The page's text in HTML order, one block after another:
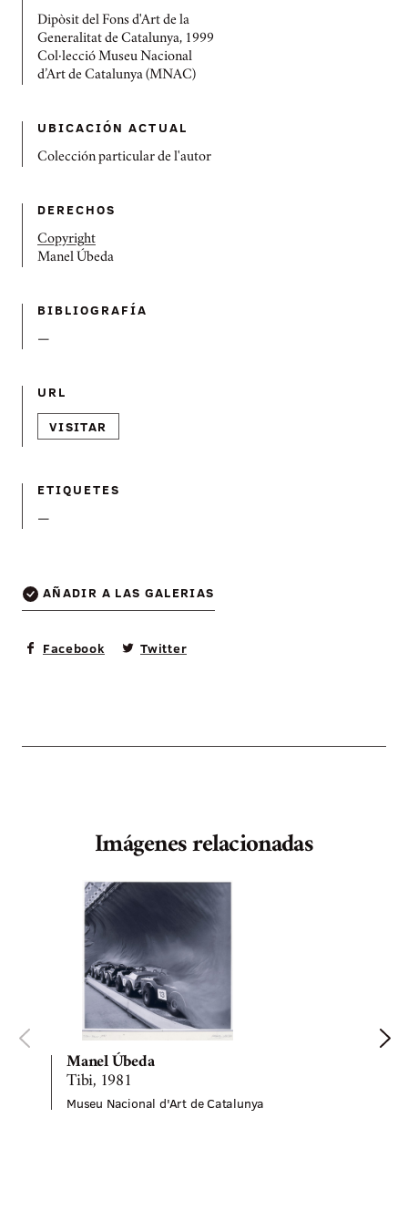
Dipòsit del Fons d'Art de la
Generalitat de Catalunya, 1999
Col·lecció Museu Nacional
d’Art de Catalunya (MNAC)
UBICACIÓN ACTUAL
Colección particular de l'autor
DERECHOS
Copyright
Manel Úbeda
BIBLIOGRAFÍ­A
—
URL
VISITAR
ETIQUETES
—
AÑADIR A LAS GALERIAS
Facebook Twitter
Imágenes relacionadas
Manel Úbeda
Tibi, 1981
Museu Nacional d'Art de Catalunya